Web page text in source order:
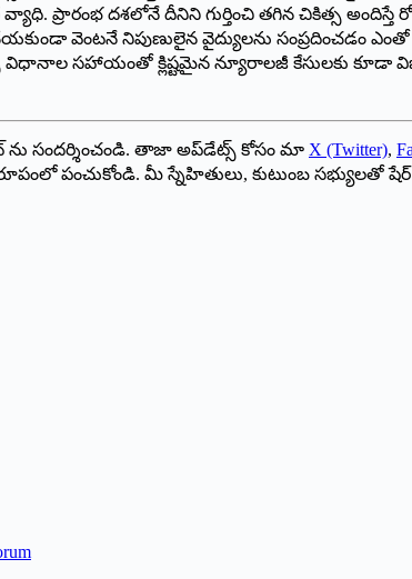
దశలోనే దీనిని గుర్తించి తగిన చికిత్స అందిస్తే
వెంటనే నిపుణులైన వైద్యులను సంప్రదించడం
విధానాల సహాయంతో క్లిష్టమైన న్యూరాలజీ కేసులకు కూడా
ను సందర్శించండి. తాజా అప్‌డేట్స్ కోసం మా X (Twitter),
పంచుకోండి. మీ స్నేహితులు, కుటుంబ సభ్యులతో